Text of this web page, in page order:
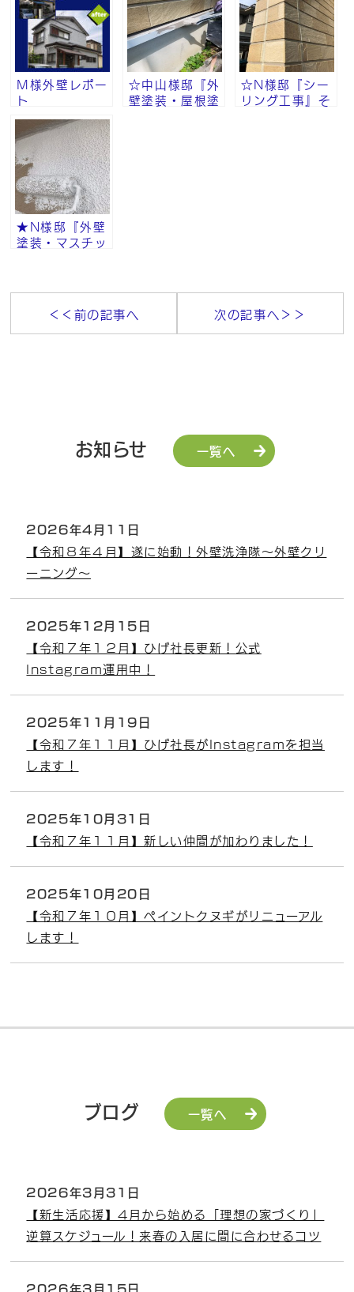
Ｍ様外壁レポー
ト
☆中山様邸『外
壁塗装・屋根塗
☆N様邸『シー
リング工事』そ
★N様邸『外壁
塗装・マスチッ
＜＜前の記事へ 次の記事へ＞＞
お知らせ 一覧へ
2026年4月11日
【令和８年４月】遂に始動！外壁洗浄隊～外壁クリ
ーニング～
2025年12月15日
【令和７年１２月】ひげ社長更新！公式
Instagram運用中！
2025年11月19日
【令和７年１１月】ひげ社長がInstagramを担当
します！
2025年10月31日
【令和７年１１月】新しい仲間が加わりました！
2025年10月20日
【令和７年１０月】ペイントクヌギがリニューアル
します！
ブログ 一覧へ
2026年3月31日
【新生活応援】4月から始める「理想の家づくり」
逆算スケジュール！来春の入居に間に合わせるコツ
2026年3月15日